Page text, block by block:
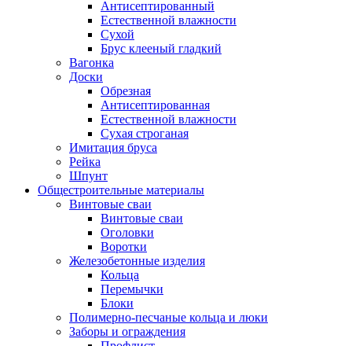
Антисептированный
Естественной влажности
Сухой
Брус клееный гладкий
Вагонка
Доски
Обрезная
Антисептированная
Естественной влажности
Сухая строганая
Имитация бруса
Рейка
Шпунт
Общестроительные материалы
Винтовые сваи
Винтовые сваи
Оголовки
Воротки
Железобетонные изделия
Кольца
Перемычки
Блоки
Полимерно-песчаные кольца и люки
Заборы и ограждения